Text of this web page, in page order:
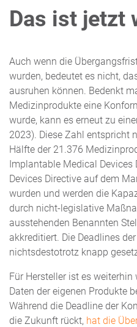
Das ist jetzt
Auch wenn die
wurden, bedeutet es nicht,
ausruhen können. Bedenkt
Medizinprodukte eine
wurde, kann es erneut zu
2023). Diese Zahl entspricht
Hälfte der 21.376
Implantable Medical Devices
Devices Directive auf dem
wurden und werden die
durch nicht-legislative
ausstehenden Benannten
akkreditiert. Die Deadlines
nichtsdestotrotz knapp
Für Hersteller ist es
Daten der eigenen Produkte
Während die Deadline der
die Zukunft rückt, hat die